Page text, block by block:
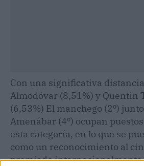
Con una significativa
Almodóvar (8,51%) y Quentin
(6,53%) El manchego (2º)
Amenábar (4º) ocupan
esta categoría, en lo que se
como un reconocimiento al
premiado internacionalmente